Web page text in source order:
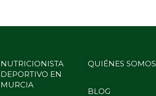
NUTRICIONISTA
DEPORTIVO EN
MURCIA
QUIÉNES SOMOS
BLOG